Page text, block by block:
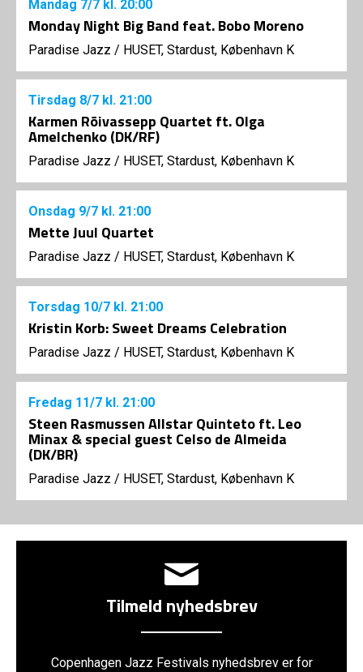
Mandag 7/7 kl. 20:00
Monday Night Big Band feat. Bobo Moreno
Paradise Jazz / HUSET, Stardust, København K
Tirsdag 8/7 kl. 21:00
Karmen Rõivassepp Quartet ft. Olga
Amelchenko (DK/RF)
Paradise Jazz / HUSET, Stardust, København K
Onsdag 9/7 kl. 21:00
Mette Juul Quartet
Paradise Jazz / HUSET, Stardust, København K
Torsdag 10/7 kl. 21:00
Kristin Korb: Sweet Dreams Celebration
Paradise Jazz / HUSET, Stardust, København K
Fredag 11/7 kl. 21:00
Steen Rasmussen Allstar Quinteto ft. Leo
Minax & special guest Celso de Almeida
(DK/BR)
Paradise Jazz / HUSET, Stardust, København K
Tilmeld nyhedsbrev
Copenhagen Jazz Festivals nyhedsbrev er for